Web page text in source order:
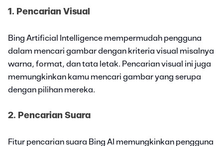
1. Pencarian Visual
Bing Artificial Intelligence mempermudah pengguna
dalam mencari gambar dengan kriteria visual misalnya
warna, format, dan tata letak. Pencarian visual ini juga
memungkinkan kamu mencari gambar yang serupa
dengan pilihan mereka.
2. Pencarian Suara
Fitur pencarian suara Bing AI memungkinkan pengguna